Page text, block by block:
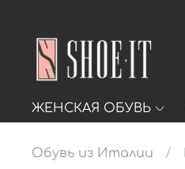
ЖЕНСКАЯ ОБУВЬ
Обувь из Италии